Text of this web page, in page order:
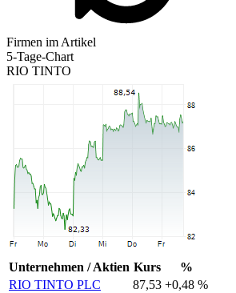
Firmen im Artikel
5-Tage-Chart
RIO TINTO
Unternehmen / Aktien Kurs
%
RIO TINTO PLC
87,53 +0,48 %